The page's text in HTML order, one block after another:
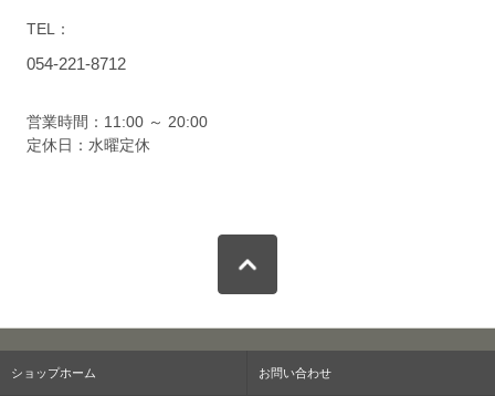
TEL：
054-221-8712
営業時間：11:00 ～ 20:00
定休日：水曜定休
ショップホーム お問い合わせ